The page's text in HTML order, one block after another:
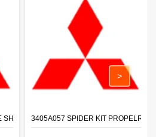
SHAFT,LH3405A057 SPIDER KIT PROPELR
>